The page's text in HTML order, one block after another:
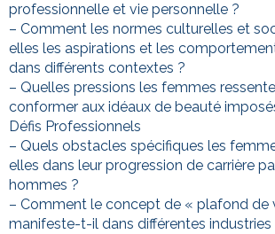
professionnelle et vie personnelle ?
– Comment les normes culturelles et
elles les aspirations et les
dans différents contextes ?
– Quelles pressions les femmes
conformer aux idéaux de beauté
Défis Professionnels
– Quels obstacles spécifiques les
elles dans leur progression de carrière
hommes ?
– Comment le concept de « plafond de
manifeste-t-il dans différentes